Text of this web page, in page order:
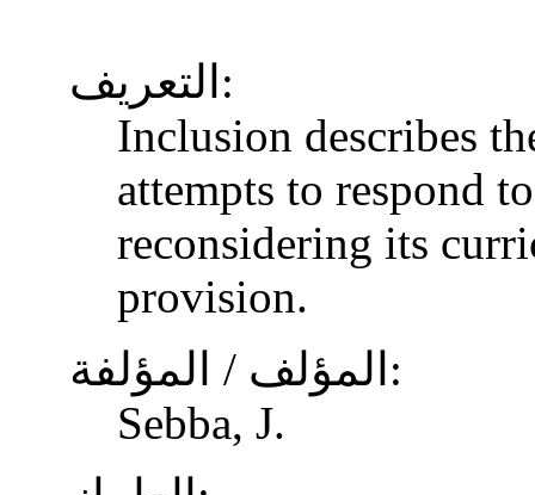
التعريف:
Inclusion describes
attempts to respond
reconsidering its
provision.
المؤلف / المؤلفة:
Sebba, J.